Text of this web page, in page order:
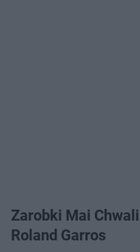
Zarobki Mai
Roland Garros